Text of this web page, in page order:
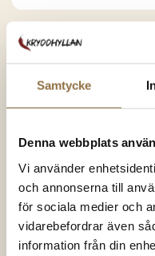
Samtycke
Denna webbplats
Vi använder
och annonserna till
för sociala medier och
vidarebefordrar även
information från din
SNART I